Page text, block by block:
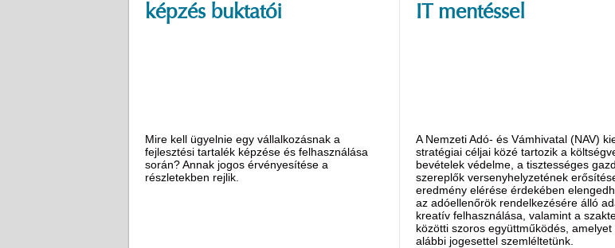
képzés buktatói
Mire kell ügyelnie egy vállalkozásnak a
fejlesztési tartalék képzése és felhasználása
során? Annak jogos érvényesítése a
részletekben rejlik.
IT mentéssel
A Nemzeti Adó- és Vámhivatal (NAV)
stratégiai céljai közé tartozik a
bevételek védelme, a tisztességes
szereplők versenyhelyzetének
eredmény elérése érdekében
az adóellenőrök rendelkezésére álló
kreatív felhasználása, valamint a
közötti szoros együttműködés, amelyet
alábbi jogesettel szemléltetünk.